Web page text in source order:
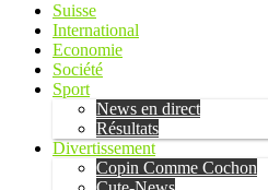
Suisse
International
Economie
Société
Sport
News en direct
Résultats
Divertissement
Copin Comme Cochon